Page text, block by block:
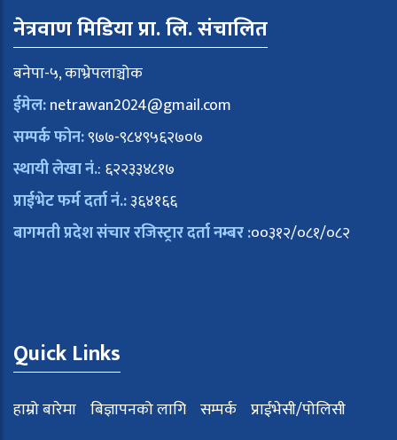
नेत्रवाण मिडिया प्रा. लि. संचालित
बनेपा-५, काभ्रेपलाञ्चोक
ईमेल:netrawan2024@gmail.com
सम्पर्क फोन:९७७-९८४९५६२७०७
स्थायी लेखा नं.: ६२२३३४८१७
प्राईभेट फर्म दर्ता नं.:३६४१६६
बागमती प्रदेश संचार रजिस्ट्रार दर्ता नम्बर :००३१२/०८१/०८२
Quick Links
हाम्रो बारेमा बिज्ञापनको लागि सम्पर्क प्राईभेसी/पोलिसी